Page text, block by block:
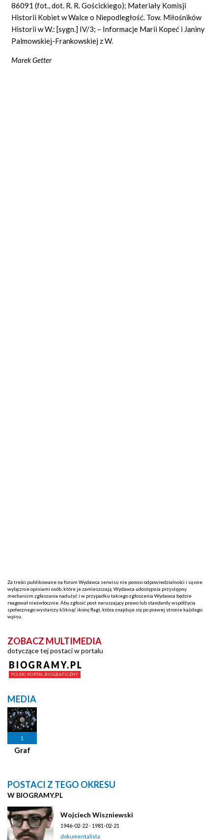
86091(fot., dot. R. R. Gościckiego); Materiały Komisji
Historii Kobiet w Walce o Niepodległość. Tow. Miłośników
Historii w W.: [sygn.] IV/3; – Informacje Marii Kopeć i Janiny
Palmowskiej-Frankowskiej z W.
MarekGetter
Za treści publikowane na forum Wydawca serwisu nie ponosi odpowiedzialności i są one
wyłącznie opiniami osób, które je zamieszczają. Wydawca udostępnia przystępny
mechanizm zgłaszania nadużyć i w przypadku takiego zgłoszenia Wydawca będzie
reagował niezwłocznie. Aby zgłosić post naruszający prawo lub standardy współżycia
społecznego wystarczy kliknąć ikonę flagi, która znajduje się po prawej stronie każdego
wpisu.
ZOBACZ MULTIMEDIA
dotyczące tej postaci w portalu
MEDIA
1
Graf
POSTACI Z TEGO OKRESU
W BIOGRAMY.PL
Wojciech Wiszniewski
1946-02-22 - 1981-02-21
dokumentalista